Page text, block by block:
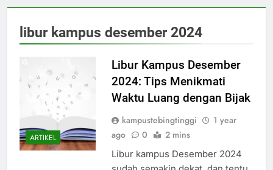
libur kampus desember 2024
ARTIKEL
Libur Kampus Desember
2024: Tips Menikmati
Waktu Luang dengan Bijak
kampustebingtinggi
1 year
ago
0 2 mins
Libur kampus Desember 2024